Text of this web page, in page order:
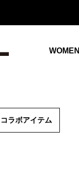
WOMEN
コラボアイテム